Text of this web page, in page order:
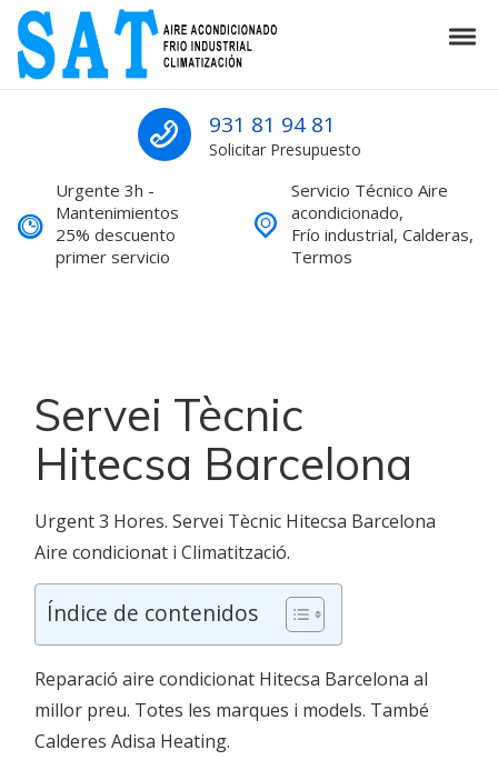
Skip to navigation
Skip to content
SAT Aire acondicionado Barcelona
SAT Aire acondicionado Barcelona Servicio Técnico
931 81 94 81
Solicitar Presupuesto
Urgente 3h -
Mantenimientos
25% descuento
primer servicio
Servicio Técnico Aire
acondicionado,
Frío industrial, Calderas,
Termos
Servei Tècnic
Hitecsa Barcelona
Urgent 3 Hores. Servei Tècnic Hitecsa Barcelona
Aire condicionat i Climatització.
Índice de contenidos
Reparació aire condicionat Hitecsa Barcelona al
millor preu. Totes les marques i models. També
Calderes Adisa Heating.